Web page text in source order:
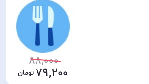
88,000
79,200